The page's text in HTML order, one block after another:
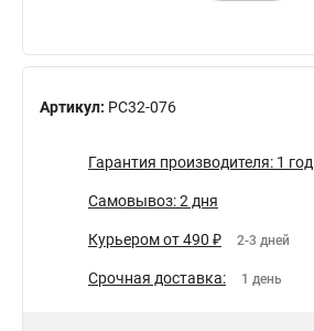
Артикул: РС32-076
Гарантия производителя: 1 год
Самовывоз: 2 дня
Курьером от 490 ₽ 2-3 дней
Срочная доставка: 1 день